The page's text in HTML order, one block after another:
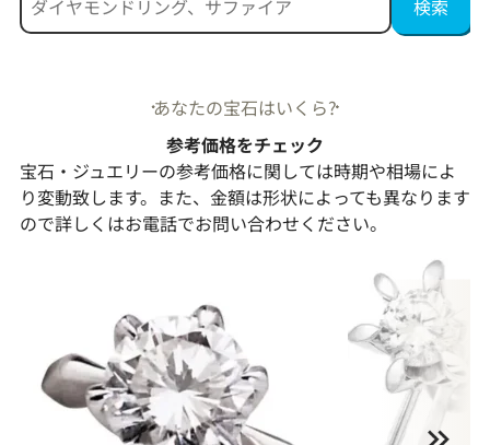
あなたの宝石はいくら?
参考価格をチェック
宝石・ジュエリーの参考価格に関しては時期や相場によ
り変動致します。また、金額は形状によっても異なります
ので詳しくはお電話でお問い合わせください。